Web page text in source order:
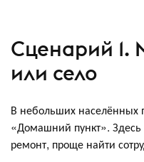
Сценарий 1.
или село
В небольших населённых
«Домашний пункт».
ремонт, проще найти